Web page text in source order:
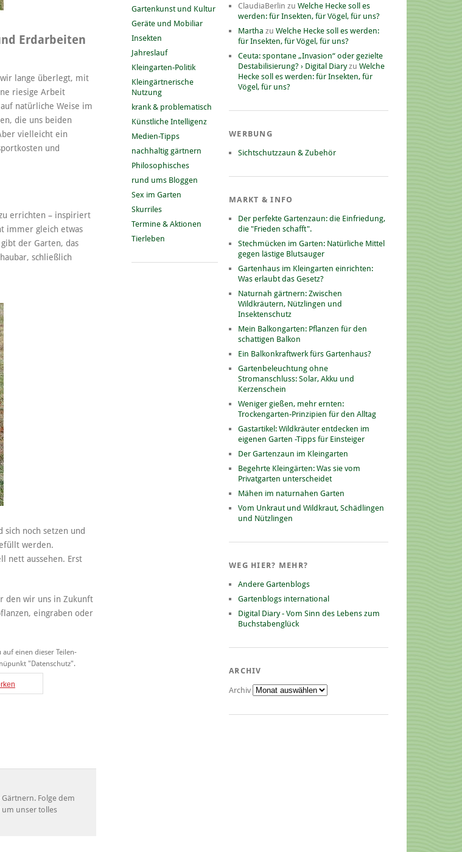
Erdarbeiten
lange überlegt, mit
riesige Arbeit
natürliche Weise im
die uns beiden
vielleicht ein
und
errichten – inspiriert
immer gleich etwas
der Garten, das
schließlich
noch setzen und
werden.
nett aussehen. Erst
den wir uns in Zukunft
eingraben oder
einen dieser Teilen-
"Datenschutz".
Folge dem
unser tolles
Gartenkunst und Kultur
Geräte und Mobiliar
Insekten
Jahreslauf
Kleingarten-Politik
Kleingärtnerische
Nutzung
krank & problematisch
Künstliche Intelligenz
Medien-Tipps
nachhaltig gärtnern
Philosophisches
rund ums Bloggen
Sex im Garten
Skurriles
Termine & Aktionen
Tierleben
ClaudiaBerlin zu Welche Hecke soll es
werden: für Insekten, für Vögel, für uns?
Martha zu Welche Hecke soll es werden:
für Insekten, für Vögel, für uns?
Ceuta: spontane „Invasion“ oder gezielte
Destabilisierung? › Digital Diaryzu Welche
Hecke soll es werden: für Insekten, für
Vögel, für uns?
WERBUNG
Sichtschutzzaun & Zubehör
MARKT & INFO
Der perfekte Gartenzaun: die Einfriedung,
die "Frieden schafft".
Stechmücken im Garten: Natürliche Mittel
gegen lästige Blutsauger
Gartenhaus im Kleingarten einrichten:
Was erlaubt das Gesetz?
Naturnah gärtnern: Zwischen
Wildkräutern, Nützlingen und
Insektenschutz
Mein Balkongarten: Pflanzen für den
schattigen Balkon
Ein Balkonkraftwerk fürs Gartenhaus?
Gartenbeleuchtung ohne
Stromanschluss: Solar, Akku und
Kerzenschein
Weniger gießen, mehr ernten:
Trockengarten-Prinzipien für den Alltag
Gastartikel: Wildkräuter entdecken im
eigenen Garten -Tipps für Einsteiger
Der Gartenzaun im Kleingarten
Begehrte Kleingärten: Was sie vom
Privatgarten unterscheidet
Mähen im naturnahen Garten
Vom Unkraut und Wildkraut, Schädlingen
und Nützlingen
WEG HIER? MEHR?
Andere Gartenblogs
Gartenblogs international
Digital Diary - Vom Sinn des Lebens zum
Buchstabenglück
ARCHIV
Archiv